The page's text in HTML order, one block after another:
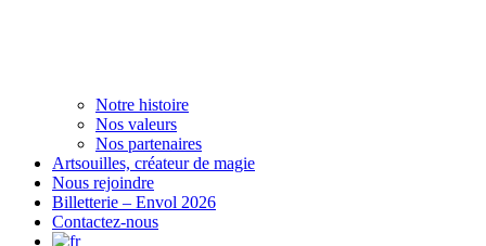
Notre histoire
Nos valeurs
Nos partenaires
Artsouilles, créateur de magie
Nous rejoindre
Billetterie – Envol 2026
Contactez-nous